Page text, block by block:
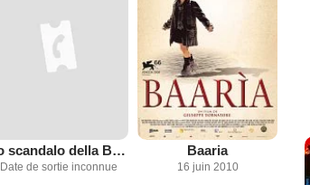
Lo scandalo della Banca Romana
Date de sortie inconnue
Baaria
16 juin 2010